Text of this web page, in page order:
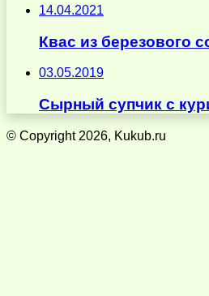
14.04.2021
Квас из березового
03.05.2019
Сырный супчик с
© Copyright 2026, Kukub.ru